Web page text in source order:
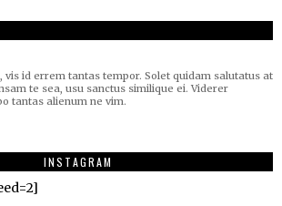
vis id errem tantas tempor. Solet quidam salutatus at
te sea, usu sanctus similique ei. Viderer
tantas alienum ne vim.
INSTAGRAM